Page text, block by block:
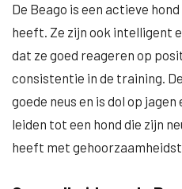
De Beago is een actieve
heeft. Ze zijn ook intelligent
dat ze goed reageren op
consistentie in de training.
goede neus en is dol op
leiden tot een hond die zijn
heeft met